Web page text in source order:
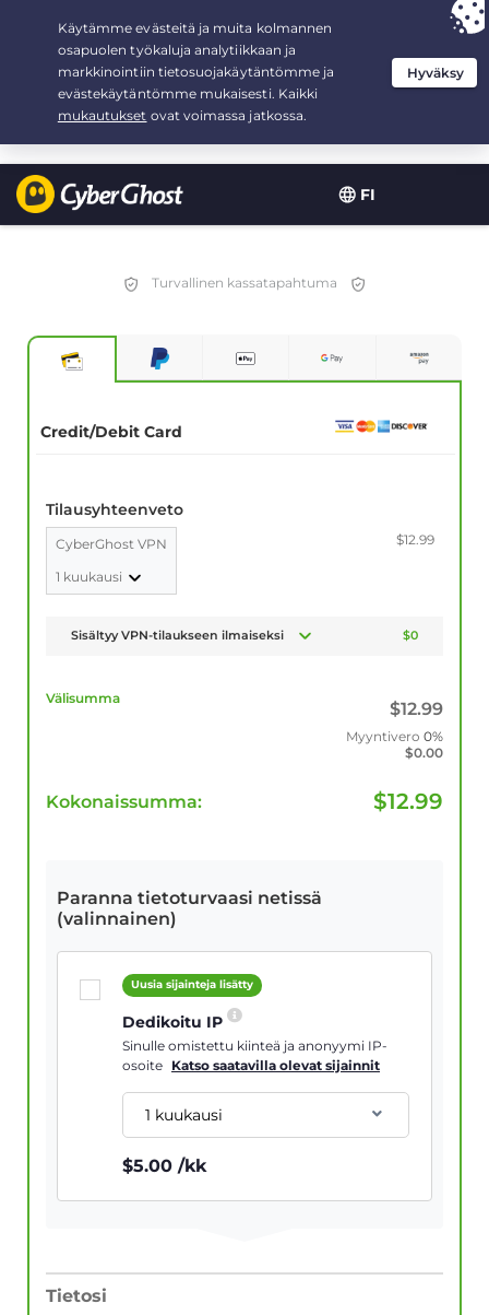
FI
Your choice:The Best Dealfor 2.1666666666667-years at $
/month
Turvallinen kassatapahtuma
Credit/Debit Card
Tilausyhteenveto
CyberGhost VPN
1 kuukausi
$12.99
Sisältyy VPN-tilaukseen ilmaiseksi $0
Välisumma
$12.99
Myyntivero 0%
$0.00
Kokonaissumma: $12.99
Paranna tietoturvaasi netissä
(valinnainen)
Uusia sijainteja lisätty
Dedikoitu IP
Sinulle omistettu kiinteä ja anonyymi IP-
osoite Katso saatavilla olevat sijainnit
1 kuukausi
$5.00 /kk
Tietosi